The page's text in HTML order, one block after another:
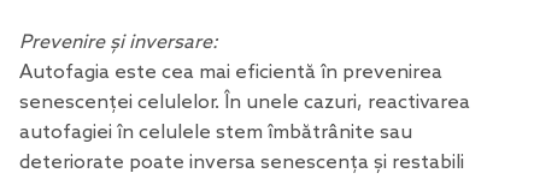
Prevenire și inversare:
Autofagia este cea mai eficientă în prevenirea
senescenței celulelor. În unele cazuri, reactivarea
autofagiei în celulele stem îmbătrânite sau
deteriorate poate inversa senescența și restabili